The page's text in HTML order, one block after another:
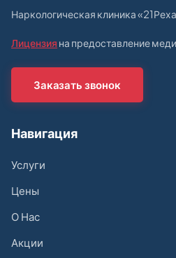
Наркологическая клиника
Лицензия на предоставление
Заказать звонок
Навигация
Услуги
Цены
О Нас
Акции